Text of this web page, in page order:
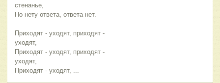
стенанье,
Но нету ответа, ответа нет.
Приходят - уходят, приходят -
уходят,
Приходят - уходят, приходят -
уходят,
Приходят - уходят, ...